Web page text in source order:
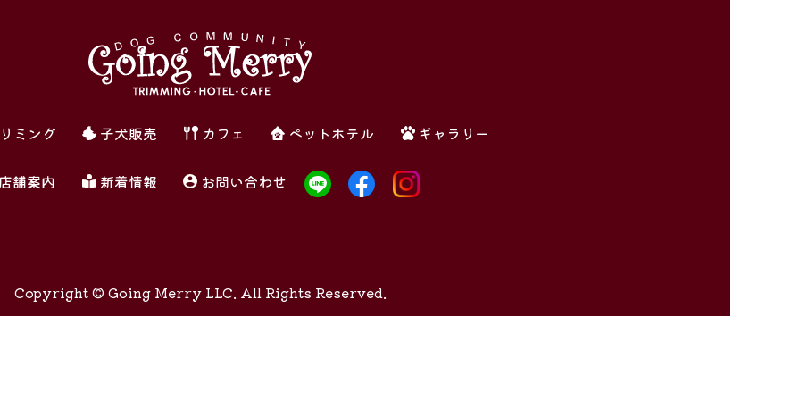
ミング 子犬販売 カフェ ペットホテル ギャラリー
店舗案内 新着情報 お問い合わせ
Copyright © Going Merry LLC. All Rights Reserved.